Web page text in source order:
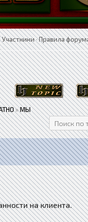
Участники·Правила
»МЫ
на клиента.